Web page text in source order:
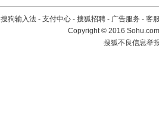
搜狗输入法 - 支付中心 - 搜狐招聘 - 广告服务 - 客
Copyright©2016
搜狐不良信息举